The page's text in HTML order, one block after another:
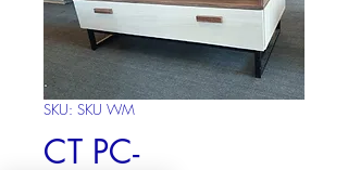
SKU: SKU WM
CT PC-